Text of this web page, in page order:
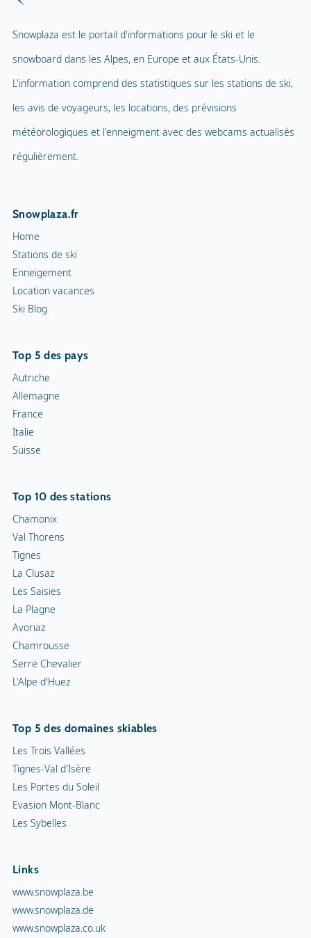
Terrain de jeux
Mascotte
Spa et bien-être
Piscine intérieure
Ballade en ballon
Tennis en salle
Sentiers de randonnée
Patinoire intérieure
Patinoire
Snowrafting
Traîneau à chiens
Motoneiges
Snowplaza est le portail d'informations pour le ski et le
snowboard dans les Alpes, en Europe et aux États-Unis.
L'information comprend des statistiques sur les stations de ski,
les avis de voyageurs, les locations, des prévisions
météorologiques et l'enneigment avec des webcams actualisés
régulièrement.
Snowplaza.fr
Home
Stations de ski
Enneigement
Location vacances
Ski Blog
Top 5 des pays
Autriche
Allemagne
France
Italie
Suisse
Top 10 des stations
Chamonix
Val Thorens
Tignes
La Clusaz
Les Saisies
La Plagne
Avoriaz
Chamrousse
Serre Chevalier
L'Alpe d'Huez
Top 5 des domaines skiables
Les Trois Vallées
Tignes-Val d'Isère
Les Portes du Soleil
Evasion Mont-Blanc
Les Sybelles
Links
www.snowplaza.be
www.snowplaza.de
www.snowplaza.co.uk